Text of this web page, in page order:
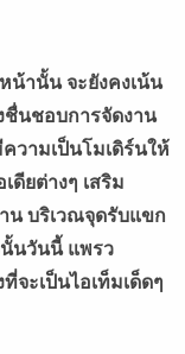
น้านั้น จะยังคงเน้น
ชื่นชอบการจัดงาน
วามเป็นโมเดิร์นให้
ดียต่างๆ เสริม
น บริเวณจุดรับแขก
นวันนี้ แพรว
ะเป็นไอเท็มเด็ดๆ